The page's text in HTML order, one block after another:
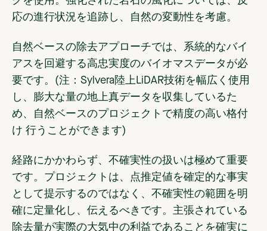
応の進行状況を追跡し、自然の変動性を考慮。
自然ベースの除去アプローチでは、系統的なバイ
アスを回避する高忠実度のバイオマスデータが必
要です。(注：Sylvera陸上LiDAR技術を幅広く使用
し、膨大な量の地上真データを収集しているた
め、自然ベースのプロジェクトで精度の高い格付
け 行うことができます)
経路にかかわらず、不確実性の扱いは極めて重要
です。プロジェクトは、点推定値を確定的な事実
として提示するのではなく、不確実性の範囲を明
確に定量化し、伝えるべきです。主張されている
除去量が実際の大気中の利益であることを確実に